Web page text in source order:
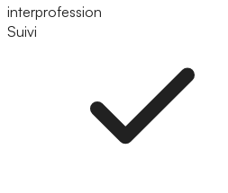
interprofession
Suivi